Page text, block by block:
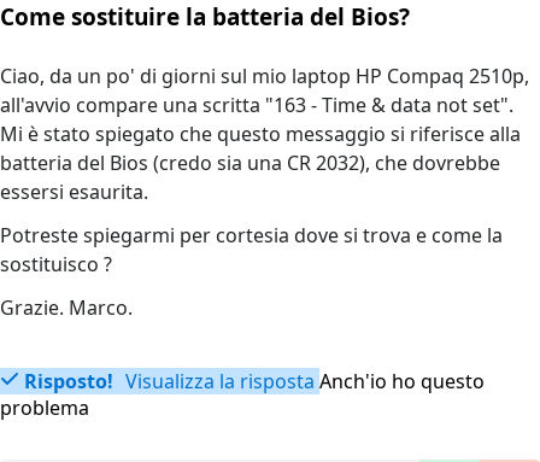
Come sostituire la batteria del Bios?
Ciao, da un po' di giorni sul mio laptop HP Compaq 2510p,
all'avvio compare una scritta "163 - Time & data not set".
Mi è stato spiegato che questo messaggio si riferisce alla
batteria del Bios (credo sia una CR 2032), che dovrebbe
essersi esaurita.
Potreste spiegarmi per cortesia dove si trova e come la
sostituisco ?
Grazie. Marco.
Risposto! Visualizza la risposta Anch'io ho questo
problema